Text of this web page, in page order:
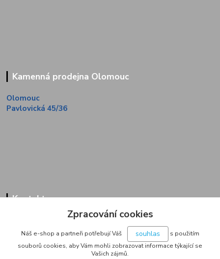
Kamenná prodejna Olomouc
Olomouc
Pavlovická 45/36
Kontakty
Zákaznická linka
+420 733 713 851
Zpracování cookies
Náš e-shop a partneři potřebují Váš souhlas
s použitím
souborů cookies, aby Vám mohli zobrazovat informace týkající se
Vašich zájmů.